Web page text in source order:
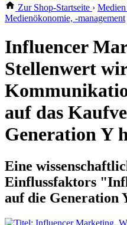
Zur Shop-Startseite ›
Medienökonomie, -management
Influencer
Stellenwert
auf das
Generation Y
Eine
Einflussfaktors
auf die Generation